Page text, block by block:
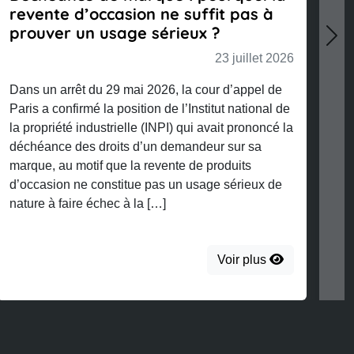
ne suffit pas à
sérieux ?
29 mai 2026, la cour d’appel de
position de l’Institut national de
(INPI) qui avait prononcé la
d’un demandeur sur sa
que la revente de produits
pas un usage sérieux de
à la […]
la protection de